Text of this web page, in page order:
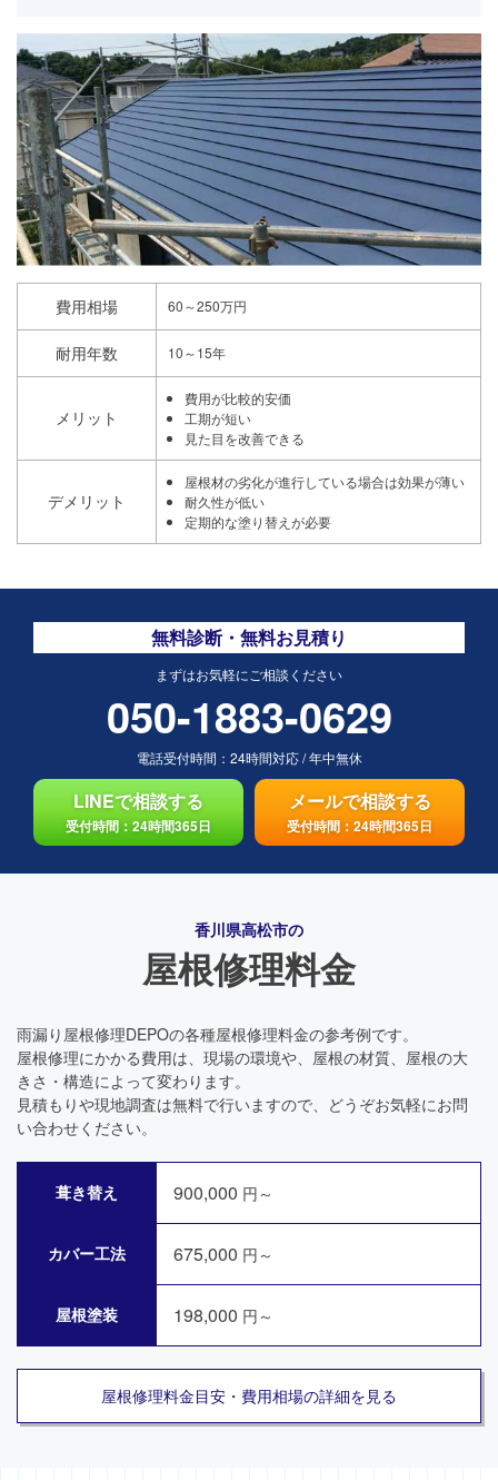
費用相場 60～250万円
耐用年数 10～15年
メリット
費用が比較的安価
工期が短い
見た目を改善できる
デメリット
屋根材の劣化が進行している場合は効果が薄い
耐久性が低い
定期的な塗り替えが必要
無料診断・無料お見積り
まずはお気軽にご相談ください
050-1883-0629
電話受付時間： 24時間対応/年中無休
LINEで相談する
受付時間：24時間365日
メールで相談する
受付時間：24時間365日
香川県高松市の
屋根修理料金
雨漏り屋根修理DEPOの各種屋根修理料金の参考例です。
屋根修理にかかる費用は、現場の環境や、屋根の材質、屋根の大
きさ・構造によって変わります。
見積もりや現地調査は無料で行いますので、どうぞお気軽にお問
い合わせください。
葺き替え 900,000 円～
カバー工法 675,000 円～
屋根塗装 198,000 円～
屋根修理料金目安・費用相場の詳細を見る